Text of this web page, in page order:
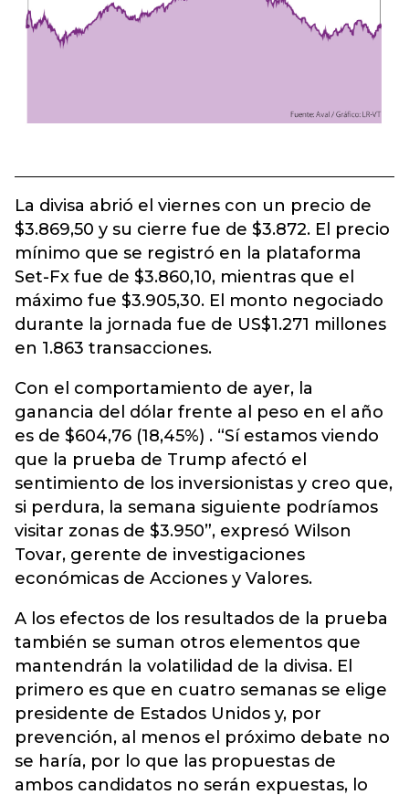
La divisa abrió el viernes con un precio de
$3.869,50 y su cierre fue de $3.872. El precio
mínimo que se registró en la plataforma
Set-Fx fue de $3.860,10, mientras que el
máximo fue $3.905,30. El monto negociado
durante la jornada fue de US$1.271 millones
en 1.863 transacciones.
Con el comportamiento de ayer, la
ganancia del dólar frente al peso en el año
es de $604,76 (18,45%) . “Sí estamos viendo
que la prueba de Trump afectó el
sentimiento de los inversionistas y creo que,
si perdura, la semana siguiente podríamos
visitar zonas de $3.950”, expresó Wilson
Tovar, gerente de investigaciones
económicas de Acciones y Valores.
A los efectos de los resultados de la prueba
también se suman otros elementos que
mantendrán la volatilidad de la divisa. El
primero es que en cuatro semanas se elige
presidente de Estados Unidos y, por
prevención, al menos el próximo debate no
se haría, por lo que las propuestas de
ambos candidatos no serán expuestas, lo